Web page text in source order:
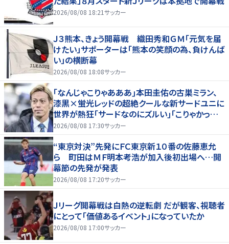
2026/08/08 18:21サッカー
Ｊ３熊本、きょう開幕戦 織田秀和ＧＭ「元気を届
けたい」サポーターは「熊本の笑顔の為、負けんば
い」の横断幕
2026/08/08 18:08サッカー
｢なんじゃこりゃあああ｣本田圭佑の古巣ミラン、
漆黒×蛍光レッドの超絶クールな新サードユニに
世界が熱狂｢サードなのにズルい｣｢こりゃかっけ
えわ｣
2026/08/08 17:30サッカー
“東京対決”先発にＦＣ東京新１０番の佐藤恵允
ら 町田はＭＦ明本考浩が加入後初出場へ…開
幕節の先発が発表
2026/08/08 17:20サッカー
Ｊリーグ開幕戦は白熱の逆転劇 だが観客、視聴者
にとって「価値あるイベント」になっていたか
2026/08/08 17:00サッカー